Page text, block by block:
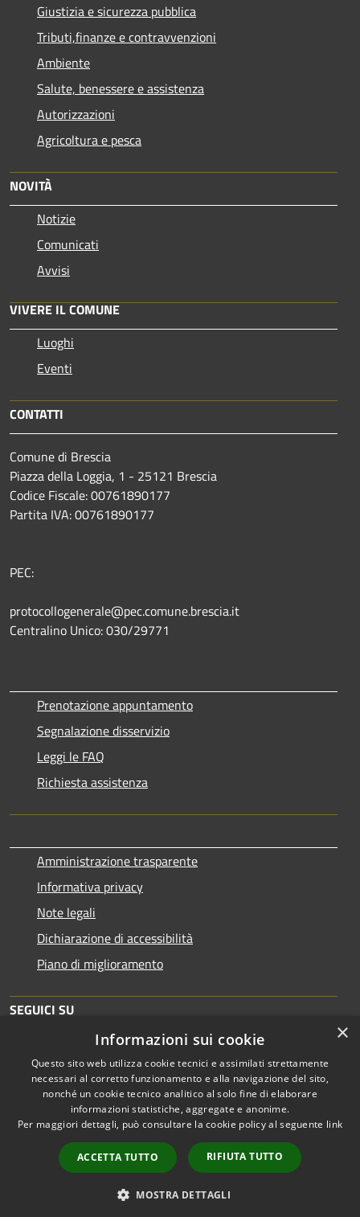
Giustizia e sicurezza pubblica
Tributi,finanze e contravvenzioni
Ambiente
Salute, benessere e assistenza
Autorizzazioni
Agricoltura e pesca
NOVITÀ
Notizie
Comunicati
Avvisi
VIVERE IL COMUNE
Luoghi
Eventi
CONTATTI
Comune di Brescia
Piazza della Loggia, 1 - 25121 Brescia
Codice Fiscale: 00761890177
Partita IVA: 00761890177
PEC:
protocollogenerale@pec.comune.brescia.it
Centralino Unico: 030/29771
Prenotazione appuntamento
Segnalazione disservizio
Leggi le FAQ
Richiesta assistenza
Amministrazione trasparente
Informativa privacy
Note legali
Dichiarazione di accessibilità
Piano di miglioramento
SEGUICI SU
RSS
Accessibilità
Copyright © 2026 • Comune di
Municipium•
Accesso
redazione
×
Informazioni sui cookie
Questo sito web utilizza cookie tecnici e assimilati strettamente
necessari al corretto funzionamento e alla navigazione del sito,
nonché un cookie tecnico analitico al solo fine di elaborare
informazioni statistiche, aggregate e anonime.
Per maggiori dettagli, può consultare la cookie policy al seguente link
ACCETTA TUTTO RIFIUTA TUTTO
MOSTRA DETTAGLI